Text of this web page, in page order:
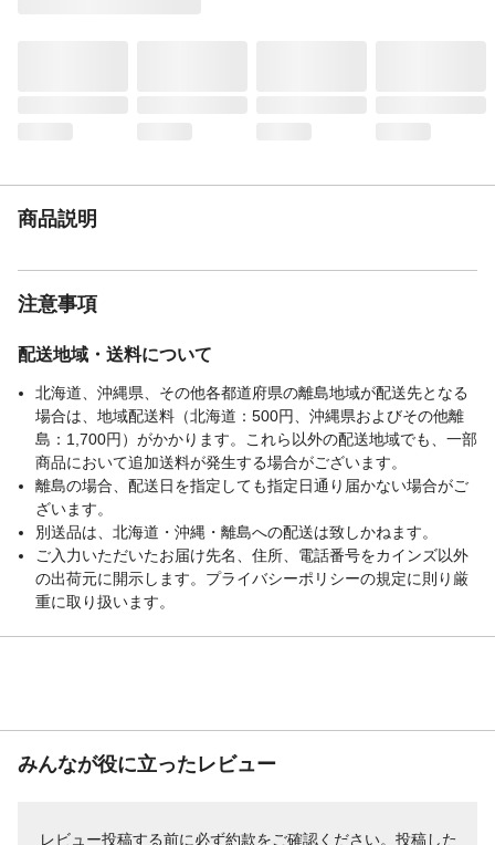
しっかりガード
まわりをしっかり囲めます。ガードの隙間
洗いやすいシンプル
なフラット設計
2枚ずつに分けて手洗いできるので省スペー
スでもスムーズにお 手入れ可能。便利な食
洗機対応です。折り返しがないため、油だ
まりができずお手入れが簡単です。
調理シーンに合わせ
て使い分け
コの字にコンロを囲むことはもちろん、１
組（2枚囲み）でちょっとした調理の時にも
為、省スペースでも大活躍。一人暮らしに
も便利です。
軽くて省スペース、
毎日の使いやすさを
1組あたり約485gと軽量ながら適度な安定
わない時は折りたたんで隙間に収納できる
商品説明
注意事項
配送地域・送料について
北海道、沖縄県、その他各都道府県の離島地域が配送先となる
場合は、地域配送料（北海道：500円、沖縄県およびその他離
島：1,700円）がかかります。これら以外の配送地域でも、一部
商品において追加送料が発生する場合がございます。
離島の場合、配送日を指定しても指定日通り届かない場合がご
ざいます。
別送品は、北海道・沖縄・離島への配送は致しかねます。
ご入力いただいたお届け先名、住所、電話番号をカインズ以外
の出荷元に開示します。プライバシーポリシーの規定に則り厳
重に取り扱います。
みんなが役に立ったレビュー
レビュー投稿する前に必ず約款をご確認ください。投稿した